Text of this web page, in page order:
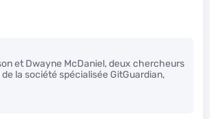
et Dwayne McDaniel, deux chercheurs
la société spécialisée GitGuardian,